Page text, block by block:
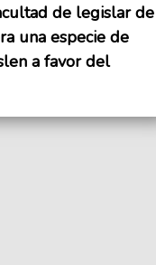
de legislar de
una especie de
a favor del